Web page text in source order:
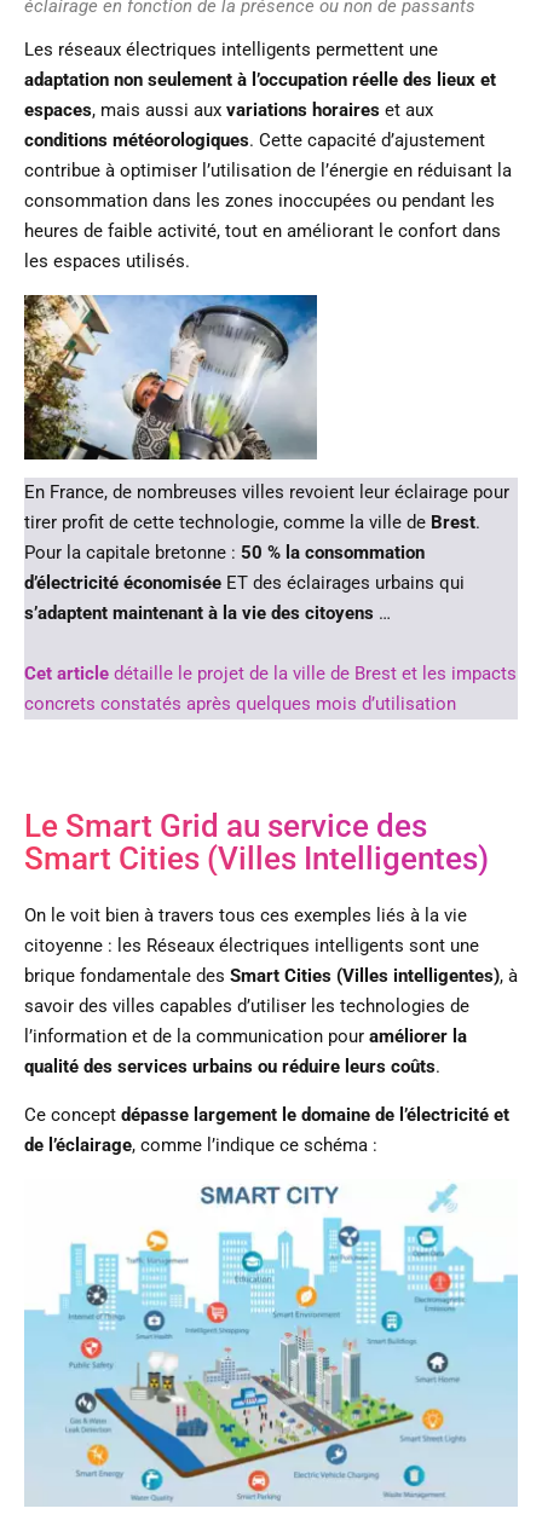
éclairage en fonction de la présence ou non de passants
Les réseaux électriques intelligents permettent une
adaptation non seulement à l’occupation réelle des lieux et
espaces, mais aussi aux variations horaires et aux
conditions météorologiques. Cette capacité d’ajustement
contribue à optimiser l’utilisation de l’énergie en réduisant la
consommation dans les zones inoccupées ou pendant les
heures de faible activité, tout en améliorant le confort dans
les espaces utilisés.
En France, de nombreuses villes revoient leur éclairage pour
tirer profit de cette technologie, comme la ville de Brest.
Pour la capitale bretonne : 50 % la consommation
d’électricité économisée ET des éclairages urbains qui
s’adaptent maintenant à la vie des citoyens …
Cet article détaille le projet de la ville de Brest et les impacts
concrets constatés après quelques mois d’utilisation
Le Smart Grid au service des
Smart Cities (Villes Intelligentes)
On le voit bien à travers tous ces exemples liés à la vie
citoyenne : les Réseaux électriques intelligents sont une
brique fondamentale des Smart Cities (Villes intelligentes), à
savoir des villes capables d’utiliser les technologies de
l’information et de la communication pour améliorer la
qualité des services urbains ou réduire leurs coûts.
Ce concept dépasse largement le domaine de l’électricité et
de l’éclairage, comme l’indique ce schéma :